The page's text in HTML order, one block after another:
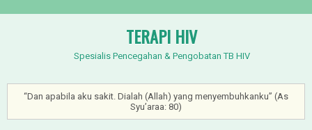
TERAPI HIV
Spesialis Pencegahan & Pengobatan TB HIV
“Dan apabila aku sakit. Dialah (Allah) yang menyembuhkanku” (As
Syu’araa: 80)